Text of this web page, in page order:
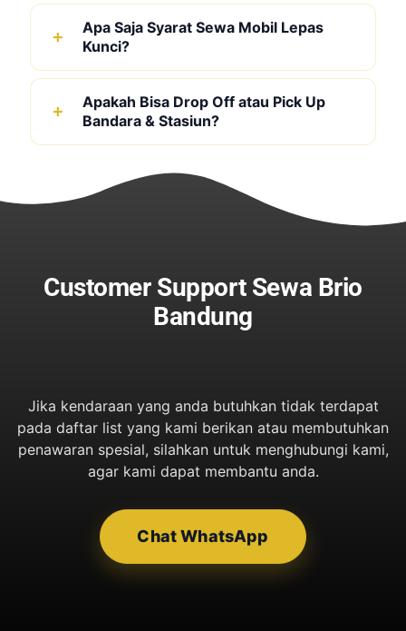
Apa Saja Syarat Sewa Mobil Lepas
Kunci?
Apakah Bisa Drop Off atau Pick Up
Bandara & Stasiun?
Customer Support Sewa Brio
Bandung
Jika kendaraan yang anda butuhkan tidak terdapat
pada daftar list yang kami berikan atau membutuhkan
penawaran spesial, silahkan untuk menghubungi kami,
agar kami dapat membantu anda.
Chat WhatsApp